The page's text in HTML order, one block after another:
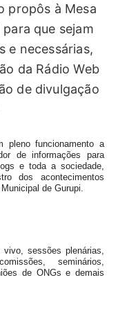
propôs à Mesa
que sejam
e necessárias,
da Rádio Web
de divulgação
pleno funcionamento a
de informações para
e toda a sociedade,
dos acontecimentos
de Gurupi.
vivo, sessões plenárias,
seminários,
de ONGs e demais